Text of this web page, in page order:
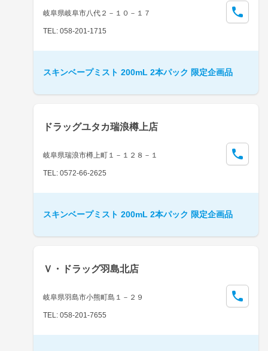
岐阜県岐阜市八代２－１０－１７
TEL: 058-201-1715
スキンベープミスト 200mL 2本パック 限定企画品
ドラッグユタカ瑞浪樽上店
岐阜県瑞浪市樽上町１－１２８－１
TEL: 0572-66-2625
スキンベープミスト 200mL 2本パック 限定企画品
Ｖ・ドラッグ羽島北店
岐阜県羽島市小熊町島１－２９
TEL: 058-201-7655